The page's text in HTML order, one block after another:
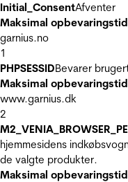
Initial_ConsentAfventer
Maksimal opbevaringstid
garnius.no
1
PHPSESSIDBevarer
Maksimal opbevaringstid
www.garnius.dk
2
hjemmesidens
de valgte produkter.
Maksimal opbevaringstid